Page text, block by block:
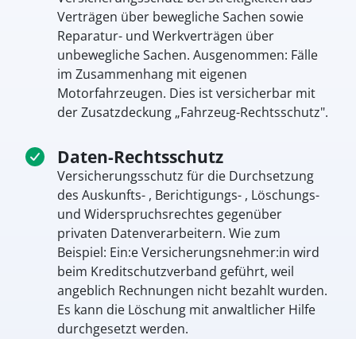
Verträgen über bewegliche Sachen sowie
Reparatur- und Werkverträgen über
unbewegliche Sachen. Ausgenommen: Fälle
im Zusammenhang mit eigenen
Motorfahrzeugen. Dies ist versicherbar mit
der Zusatzdeckung „Fahrzeug-Rechtsschutz".
Daten-Rechtsschutz
Versicherungsschutz für die Durchsetzung
des Auskunfts- , Berichtigungs- , Löschungs-
und Widerspruchsrechtes gegenüber
privaten Datenverarbeitern. Wie zum
Beispiel: Ein:e Versicherungsnehmer:in wird
beim Kreditschutzverband geführt, weil
angeblich Rechnungen nicht bezahlt wurden.
Es kann die Löschung mit anwaltlicher Hilfe
durchgesetzt werden.